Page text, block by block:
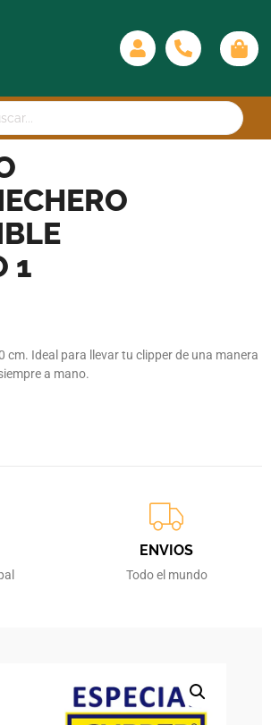
1
cm. Ideal para llevar tu clipper de una manera
a mano.
ENVIOS
Todo el mundo